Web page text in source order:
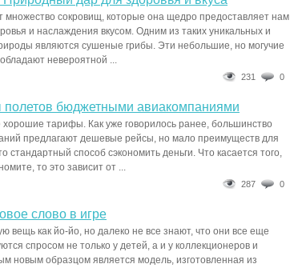
множество сокровищ, которые она щедро предоставляет нам
и наслаждения вкусом. Одним из таких уникальных и
являются сушеные грибы. Эти небольшие, но могучие
невероятной ...
231 0
бюджетными авиакомпаниями
тарифы. Как уже говорилось ранее, большинство
предлагают дешевые рейсы, но мало преимуществ для
стандартный способ сэкономить деньги. Что касается того,
то это зависит от ...
287 0
слово в игре
вещь как йо-йо, но далеко не все знают, что они все еще
спросом не только у детей, а и у коллекционеров и
новым образцом является модель, изготовленная из